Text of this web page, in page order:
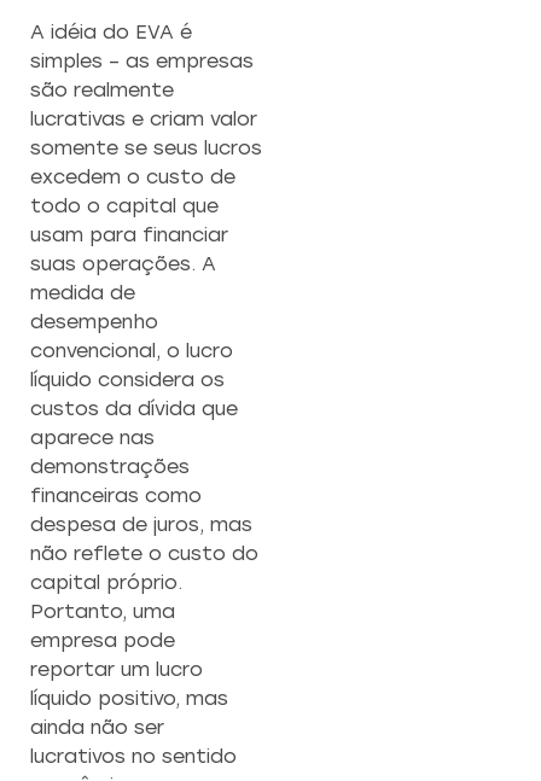
A idéia do EVA é
simples – as empresas
são realmente
lucrativas e criam valor
somente se seus lucros
excedem o custo de
todo o capital que
usam para financiar
suas operações. A
medida de
desempenho
convencional, o lucro
líquido considera os
custos da dívida que
aparece nas
demonstrações
financeiras como
despesa de juros, mas
não reflete o custo do
capital próprio.
Portanto, uma
empresa pode
reportar um lucro
líquido positivo, mas
ainda não ser
lucrativos no sentido